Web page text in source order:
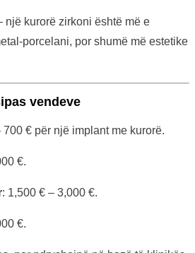
një kurorë zirkoni është më e
porcelani, por shumë më estetike
vendeve
700 € për një implant me kurorë.
€.
: 1,500 € – 3,000 €.
€.